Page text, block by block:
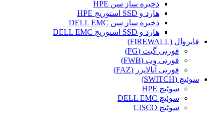
ذخیره ساز سن HPE
هارد و SSD استوریج HPE
ذخیره ساز سن DELL EMC
هارد و SSD استوریج DELL EMC
فایروال (FIREWALL)
فورتی گیت (FG)
فورتی وب (FWB)
فورتی آنالایزر (FAZ)
سوئیچ (SWITCH)
سوئیچ HPE
سوئیچ DELL EMC
سوئیچ CISCO